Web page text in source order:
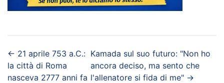
← 21 aprile 753 a.C.:
la città di Roma
nasceva 2777 anni fa
Kamada sul suo futuro: "Non ho
ancora deciso, ma sento che
l'allenatore si fida di me" →